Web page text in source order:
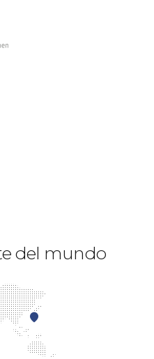
del mundo